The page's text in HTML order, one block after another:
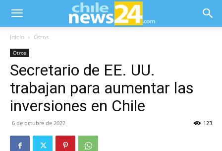
Inicio Otros
Otros
Secretario de EE. UU.
trabajan para aumentar las
inversiones en Chile
6 de octubre de 2022 123